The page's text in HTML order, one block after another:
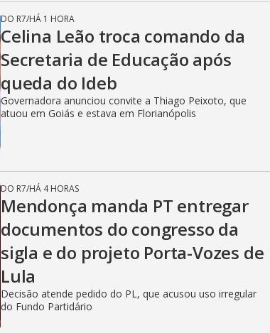
DO R7/HÁ 1 HORA
Celina Leão troca comando da
Secretaria de Educação após
queda do Ideb
Governadora anunciou convite a Thiago Peixoto, que
atuou em Goiás e estava em Florianópolis
DO R7/HÁ 4 HORAS
Mendonça manda PT entregar
documentos do congresso da
sigla e do projeto Porta-Vozes de
Lula
Decisão atende pedido do PL, que acusou uso irregular
do Fundo Partidário